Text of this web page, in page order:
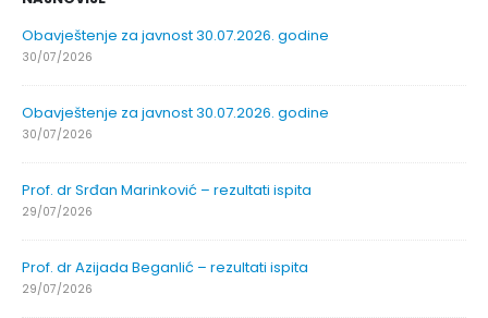
Obavještenje za javnost 30.07.2026. godine
30/07/2026
Obavještenje za javnost 30.07.2026. godine
30/07/2026
Prof. dr Srđan Marinković – rezultati ispita
29/07/2026
Prof. dr Azijada Beganlić – rezultati ispita
29/07/2026